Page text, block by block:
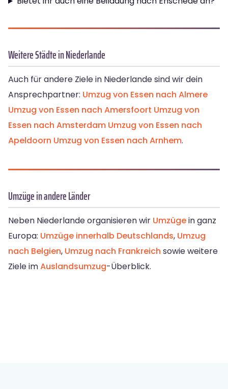
Weitere Städte in Niederlande
Auch für andere Ziele in Niederlande sind wir dein
Ansprechpartner: Umzug von Essen nach Almere
Umzug von Essen nach Amersfoort Umzug von
Essen nach Amsterdam Umzug von Essen nach
Apeldoorn Umzug von Essen nach Arnhem.
Umzüge in andere Länder
Neben Niederlande organisieren wir Umzügein ganz
Europa: Umzüge innerhalb Deutschlands, Umzug
nach Belgien, Umzug nach Frankreich sowie weitere
Ziele imAuslandsumzug-Überblick.